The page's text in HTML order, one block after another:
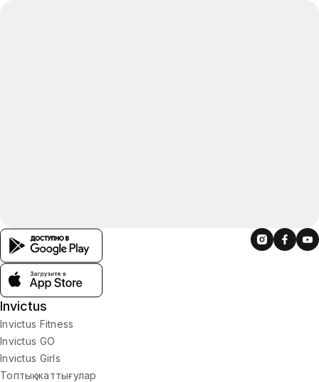
Invictus
Invictus Fitness
Invictus GO
Invictus Girls
Топтық жаттығулар